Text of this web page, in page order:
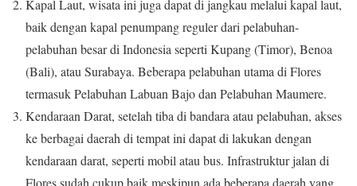
Kapal Laut, wisata ini juga dapat di jangkau melalui kapal laut,
baik dengan kapal penumpang reguler dari pelabuhan-
pelabuhan besar di Indonesia seperti Kupang (Timor), Benoa
(Bali), atau Surabaya. Beberapa pelabuhan utama di Flores
termasuk Pelabuhan Labuan Bajo dan Pelabuhan Maumere.
Kendaraan Darat, setelah tiba di bandara atau pelabuhan, akses
ke berbagai daerah di tempat ini dapat di lakukan dengan
kendaraan darat, seperti mobil atau bus. Infrastruktur jalan di
Flores sudah cukup baik meskipun ada beberapa daerah yang